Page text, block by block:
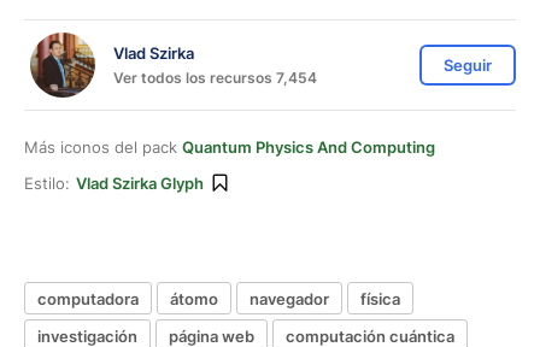
Vlad Szirka
Ver todos los recursos 7,454
Seguir
Más iconos del pack Quantum Physics And Computing
Estilo: Vlad Szirka Glyph
computadora átomo navegador
física
investigación
página web
computación cuántica